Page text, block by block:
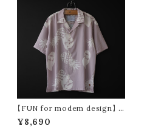
【FUN for modem design】 p
ine oji s/s shirt (pink)
¥8,690